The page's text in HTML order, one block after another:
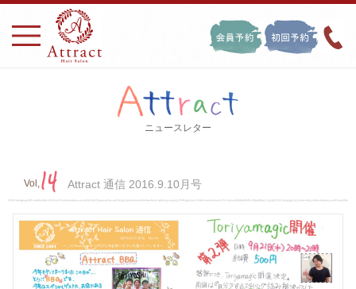
ニュースレター
Vol,14 Attract 通信 2016.9.10月号